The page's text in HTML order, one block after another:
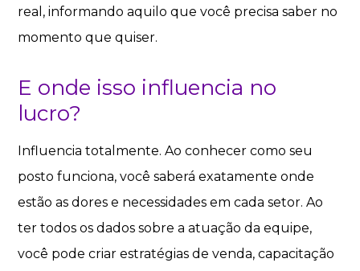
real, informando aquilo que você precisa saber no
momento que quiser.
E onde isso influencia no
lucro?
Influencia totalmente. Ao conhecer como seu
posto funciona, você saberá exatamente onde
estão as dores e necessidades em cada setor. Ao
ter todos os dados sobre a atuação da equipe,
você pode criar estratégias de venda, capacitação